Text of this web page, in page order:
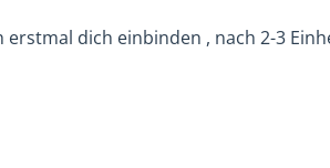
dich einbinden , nach 2-3